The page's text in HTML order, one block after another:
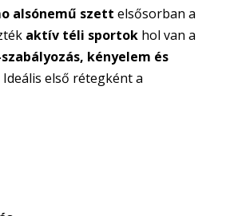
alsónemű szett elsősorban a
aktív téli sportok hol van a
kényelem és
Ideális első rétegként a